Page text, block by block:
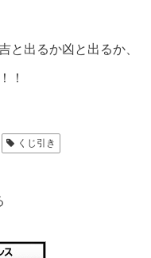
と出るか凶と出るか、
！
くじ引き